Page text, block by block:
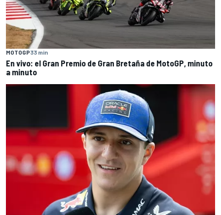
MOTOGP33 min
En vivo: el Gran Premio de Gran Bretaña de MotoGP, minuto
a minuto